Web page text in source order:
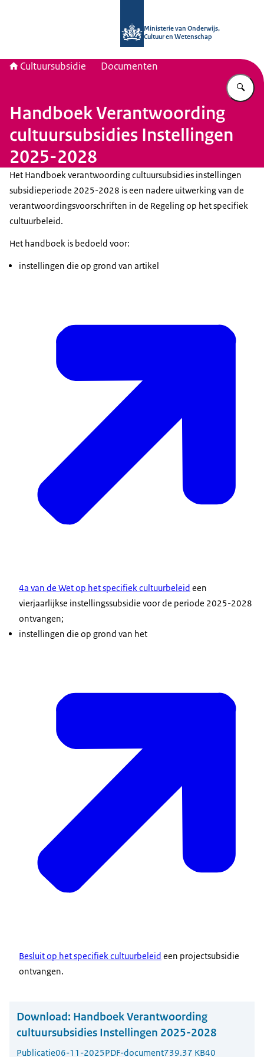
Ministerie van Onderwijs,
Cultuur en Wetenschap
Cultuursubsidie Documenten
Handboek Verantwoording
cultuursubsidies Instellingen
2025-2028
Het Handboek verantwoording cultuursubsidies instellingen
subsidieperiode 2025-2028 is een nadere uitwerking van de
verantwoordingsvoorschriften in de Regeling op het specifiek
cultuurbeleid.
Het handboek is bedoeld voor:
instellingen die op grond van artikel
4a van de Wet op het specifiek cultuurbeleid een
vierjaarlijkse instellingssubsidie voor de periode 2025-2028
ontvangen;
instellingen die op grond van het
Besluit op het specifiek cultuurbeleid een projectsubsidie
ontvangen.
Download: Handboek Verantwoording
cultuursubsidies Instellingen 2025-2028
Publicatie06-11-2025PDF-document739.37 KB40